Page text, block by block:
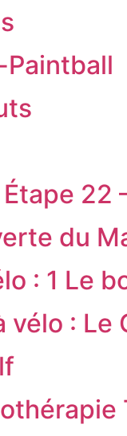
Paintball
Étape
du
: 1 Le
: Le